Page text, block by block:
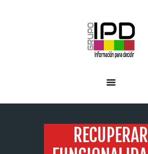
RECUPERAR